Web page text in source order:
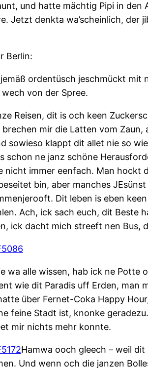
und hatte mächtig Pipi in
Jetzt denkta wa’scheinlich,
Berlin:
ordentüsch jeschmückt mit
von der Spree.
Reisen, dit is och keen
mir die Latten vom
sowieso klappt dit allet nie so
schon ne janz schöne
nicht immer eenfach. Man hockt
bin, aber manches
Dit leben is eben
Ach, ick sach euch, dit
ick dacht mich streeft nen Bus,
wa alle wissen, hab ick ne Potte
wie dit Paradis uff Erden, man
über Fernet-Coka Happy
feine Stadt ist, knonke
mir nichts mehr konnte.
Hamwa ooch gleech – weil
Und wenn och die janzen